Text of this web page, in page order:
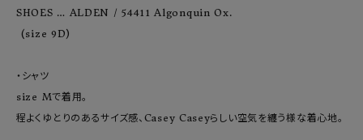
SHOES … ALDEN / 54411 Algonquin Ox.
・シャツ
size Mで着用。
程よくゆとりのあるサイズ感、Casey Caseyらしい空気を纏う様な着心地。